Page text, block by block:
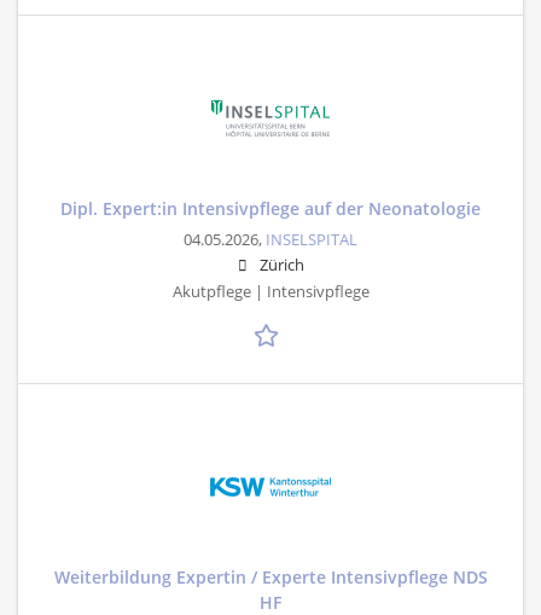
Dipl. Expert:in Intensivpflege auf der Neonatologie
04.05.2026, INSELSPITAL
Zürich
Akutpflege | Intensivpflege
Weiterbildung Expertin / Experte Intensivpflege NDS
HF